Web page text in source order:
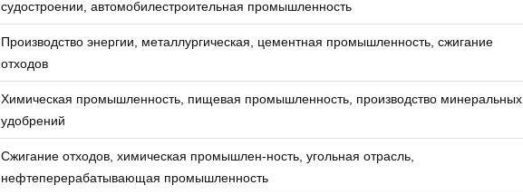
судостроении, автомобилестроительная промышленность
Производство энергии, металлургическая, цементная промышленность, сжигание
отходов
Химическая промышленность, пищевая промышленность, производство минеральных
удобрений
Сжигание отходов, химическая промышлен-ность, угольная отрасль,
нефтеперерабатывающая промышленность